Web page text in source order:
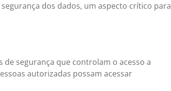
dos dados, um aspecto crítico para
de segurança que controlam o acesso a
autorizadas possam acessar